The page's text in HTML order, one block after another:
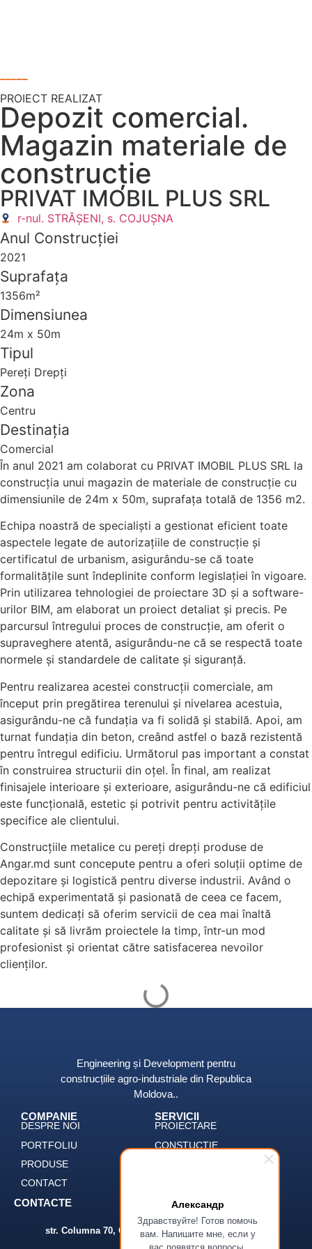
Александр
Здравствуйте! Готов помочь
вам. Напишите мне, если у
PROIECT REALIZAT
Depozit comercial.
Magazin materiale de
construcție
PRIVAT IMOBIL PLUS SRL
r-nul. STRĂȘENI, s. COJUȘNA
Anul Construcției
2021
Suprafața
1356m²
Dimensiunea
24m x 50m
Tipul
Pereți Drepți
Zona
Centru
Destinația
Comercial
În anul 2021 am colaborat cu PRIVAT IMOBIL PLUS SRL la
construcția unui magazin de materiale de construcție cu
dimensiunile de 24m x 50m, suprafața totală de 1356 m2.
Echipa noastră de specialiști a gestionat eficient toate
aspectele legate de autorizațiile de construcție și
certificatul de urbanism, asigurându-se că toate
formalitățile sunt îndeplinite conform legislației în vigoare.
Prin utilizarea tehnologiei de proiectare 3D și a software-
urilor BIM, am elaborat un proiect detaliat și precis. Pe
parcursul întregului proces de construcție, am oferit o
supraveghere atentă, asigurându-ne că se respectă toate
normele și standardele de calitate și siguranță.
Pentru realizarea acestei construcții comerciale, am
început prin pregătirea terenului și nivelarea acestuia,
asigurându-ne că fundația va fi solidă și stabilă. Apoi, am
turnat fundația din beton, creând astfel o bază rezistentă
pentru întregul edificiu. Următorul pas important a constat
în construirea structurii din oțel. În final, am realizat
finisajele interioare și exterioare, asigurându-ne că edificiul
este funcțională, estetic și potrivit pentru activitățile
specifice ale clientului.
Construcțiile metalice cu pereți drepți produse de
Angar.md sunt concepute pentru a oferi soluții optime de
depozitare și logistică pentru diverse industrii. Având o
echipă experimentată și pasionată de ceea ce facem,
suntem dedicați să oferim servicii de cea mai înaltă
calitate și să livrăm proiectele la timp, într-un mod
profesionist și orientat către satisfacerea nevoilor
clienților.
Engineering și Development pentru
construcțiile agro-industriale din Republica
Moldova..
COMPANIE
DESPRE NOI
PORTFOLIU
PRODUSE
CONTACT
SERVICII
PROIECTARE
CONSTUCȚIE
CONTACTE
ADRESA
str. Columna 70, Chișinău 2004, Republica Moldova
EMAIL